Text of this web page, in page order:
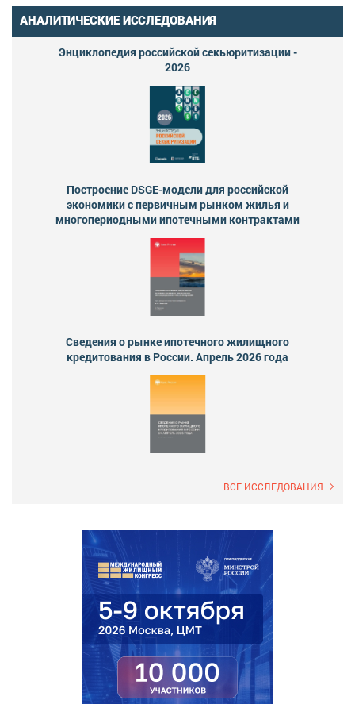
АНАЛИТИЧЕСКИЕ ИССЛЕДОВАНИЯ
Энциклопедия российской секьюритизации -
2026
Построение DSGE-модели для российской
экономики с первичным рынком жилья и
многопериодными ипотечными контрактами
Сведения о рынке ипотечного жилищного
кредитования в России. Апрель 2026 года
ВСЕ ИССЛЕДОВАНИЯ